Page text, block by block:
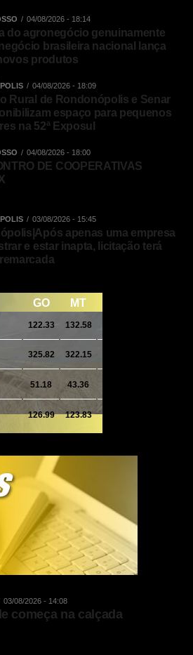
04/08/2026 - 18:14
do agronegócio genuinamente
brasileira nacional lança
produtos
04/08/2026 - 18:09
Rural de Rondonópolis e Senar
espaço para pequenos
na 52ª Exposul
04/08/2026 - 18:00
DE COOPERATIVAS
03/08/2026 - 15:45
apenas uma empresa
e estar inapta, licitação terá
03/08/2026 - 14:08
começa na calçada